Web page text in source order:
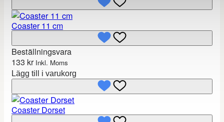
Coaster 11 cm
Beställningsvara
133 kr Inkl. Moms
Lägg till i varukorg
Coaster Dorset